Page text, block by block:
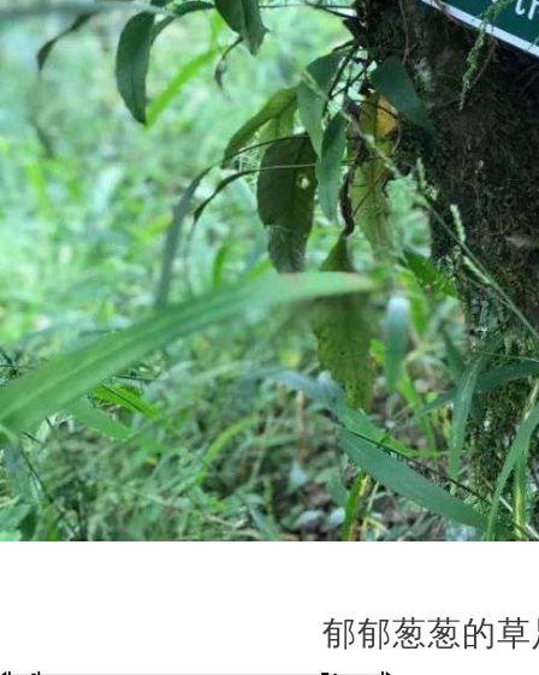
郁郁葱葱的